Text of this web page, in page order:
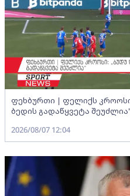
ფეხბურთი | ფელიქს
ბედის გადაწყვეტა
2026/08/07 12:04